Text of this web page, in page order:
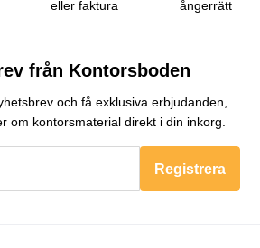
eller faktura
ångerrätt
från Kontorsboden
och få exklusiva erbjudanden,
om kontorsmaterial direkt i din inkorg.
Registrera